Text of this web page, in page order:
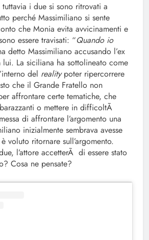
i due si sono ritrovati a
perché Massimiliano si sente
che Monia evita avvicinamenti e
essere travisati: “Quando io
detto Massimiliano accusando l’ex
La siciliana ha sottolineato come
del realitypoter ripercorrere
che il Grande Fratello non
affrontare certe tematiche, che
o mettere in difficoltÃ
di affrontare l’argomento una
inizialmente sembrava avesse
voluto ritornare sull’argomento.
l’attore accetterÃ di essere stato
Cosa ne pensate?